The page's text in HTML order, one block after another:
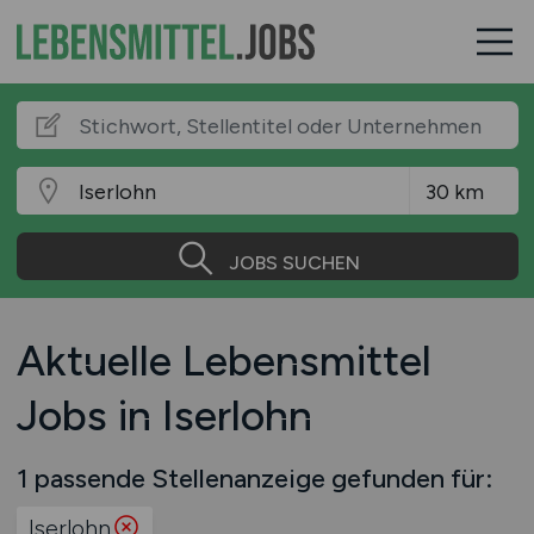
JOBS SUCHEN
Aktuelle Lebensmittel
Jobs in Iserlohn
1 passende Stellenanzeige gefunden für:
Iserlohn